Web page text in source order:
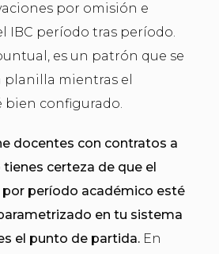
por omisión e
IBC período tras período.
es un patrón que se
mientras el
bien configurado.
docentes con contratos a
certeza de que el
período académico esté
en tu sistema
el punto de partida. En